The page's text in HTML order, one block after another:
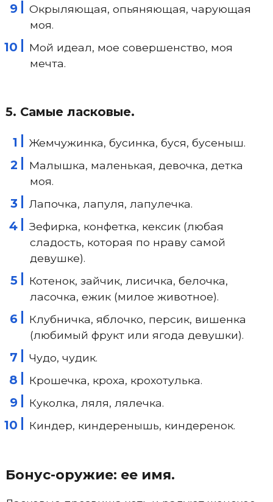
Окрыляющая, опьяняющая, чарующая
моя.
Мой идеал, мое совершенство, моя
мечта.
5. Самые ласковые.
Жемчужинка, бусинка, буся, бусеныш.
Малышка, маленькая, девочка, детка
моя.
Лапочка, лапуля, лапулечка.
Зефирка, конфетка, кексик (любая
сладость, которая по нраву самой
девушке).
Котенок, зайчик, лисичка, белочка,
ласочка, ежик (милое животное).
Клубничка, яблочко, персик, вишенка
(любимый фрукт или ягода девушки).
Чудо, чудик.
Крошечка, кроха, крохотулька.
Куколка, ляля, лялечка.
Киндер, киндеренышь, киндеренок.
Бонус-оружие: ее имя.